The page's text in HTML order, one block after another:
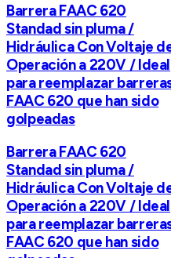
Barrera FAAC 620
Standad sin pluma /
Hidráulica Con Voltaje
Operación a 220V / Ideal
para reemplazar
FAAC 620 que han sido
golpeadas
Barrera FAAC 620
Standad sin pluma /
Hidráulica Con Voltaje
Operación a 220V / Ideal
para reemplazar
FAAC 620 que han sido